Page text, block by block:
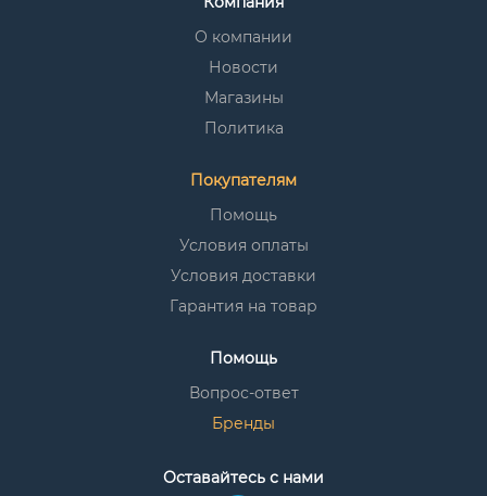
О компании
Новости
Магазины
Политика
Покупателям
Помощь
Условия оплаты
Условия доставки
Гарантия на товар
Помощь
Вопрос-ответ
Бренды
Оставайтесь с нами